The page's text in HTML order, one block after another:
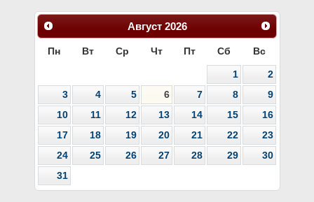
Август 2026
Пн Вт Ср Чт Пт Сб Вс
1
2
3
4 5 6 7 8
9
10
11 12 13 14 15
16
17
18 19 20 21 22
23
24
25 26 27 28 29
30
31